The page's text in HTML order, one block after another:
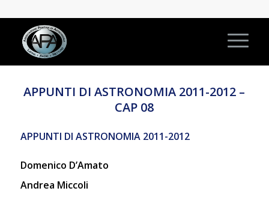
APPUNTI DI ASTRONOMIA 2011-2012 –
CAP 08
APPUNTI DI ASTRONOMIA 2011-2012
Domenico D’Amato
Andrea Miccoli